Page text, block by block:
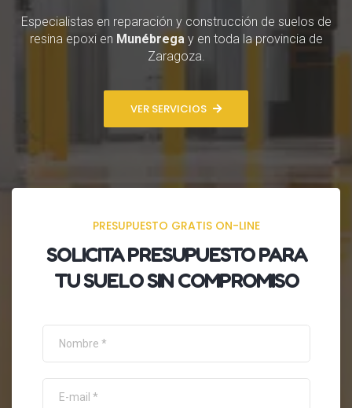
Especialistas en reparación y construcción de suelos de
resina epoxi en Munébregay en toda la provincia de
Zaragoza.
VER SERVICIOS
PRESUPUESTO GRATIS ON-LINE
SOLICITAPRESUPUESTOPARA
TU SUELO SIN COMPROMISO